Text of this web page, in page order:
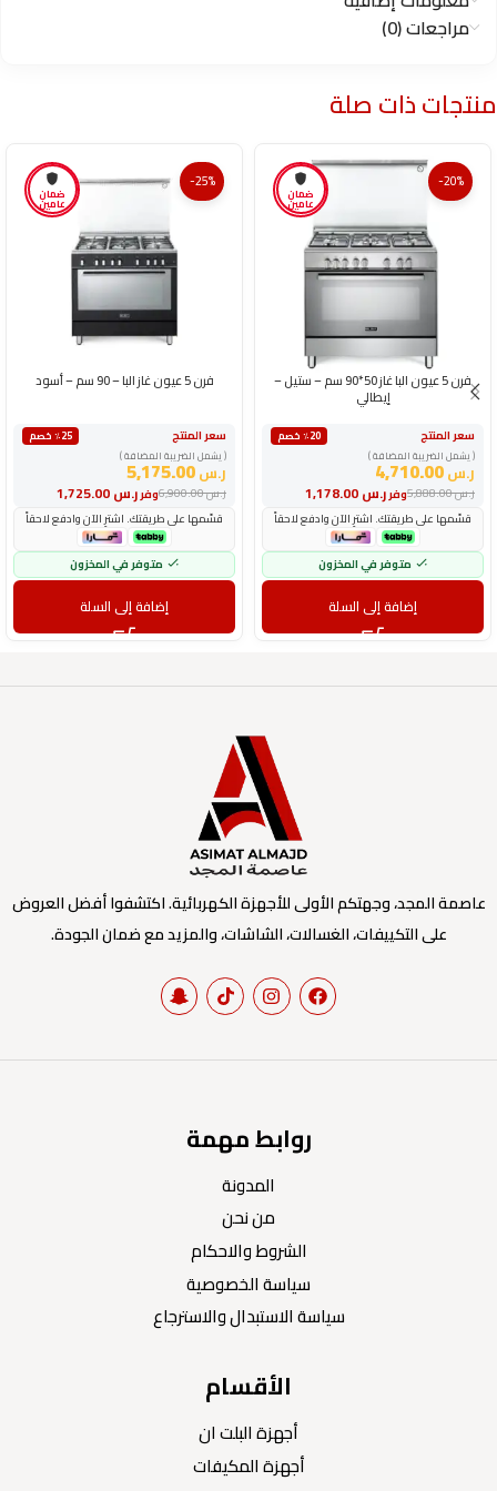
مراجعات (0)
منتجات ذات صلة
ضمان
عامين
-20%
فرن 5 عيون البا غاز 50*90 سم – ستيل –
إيطالي
سعر المنتج
٪20 خصم
( يشمل الضريبة المضافة )
ر.س4,710.00
وفرر.س ر.س5,888.00
قسّمها على طريقتك. اشترِ الآن وادفع لاحقاً
متوفر في المخزون
إضافة إلى السلة
ضمان
عامين
-25%
فرن 5 عيون غاز البا – 90 سم – أسود
سعر المنتج
٪25 خصم
( يشمل الضريبة المضافة )
ر.س5,175.00
وفرر.س ر.س6,900.00
قسّمها على طريقتك. اشترِ الآن وادفع لاحقاً
متوفر في المخزون
إضافة إلى السلة
عاصمة المجد، وجهتكم الأولى للأجهزة الكهربائية. اكتشفوا أفضل العروض
على التكييفات، الغسالات، الشاشات، والمزيد مع ضمان الجودة.
روابط مهمة
المدونة
من نحن
الشروط والاحكام
سياسة الخصوصية
سياسة الاستبدال والاسترجاع
الأقسام
أجهزة البلت ان
أجهزة المكيفات